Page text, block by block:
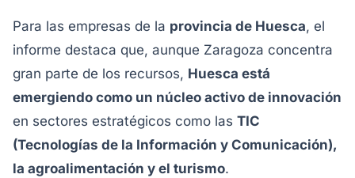
Para las empresas de la provincia de Huesca, el
informe destaca que, aunque Zaragoza concentra
gran parte de los recursos, Huesca está
emergiendo como un núcleo activo de innovación
en sectores estratégicos como las TIC
(Tecnologías de la Información y Comunicación),
la agroalimentación y el turismo.